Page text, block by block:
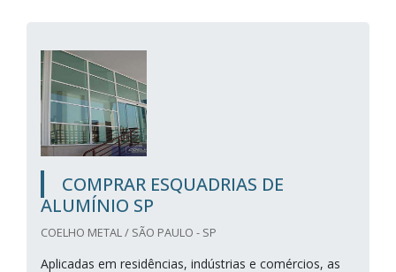
COMPRAR ESQUADRIAS DE
ALUMÍNIO SP
COELHO METAL / SÃO PAULO - SP
Aplicadas em residências, indústrias e comércios, as